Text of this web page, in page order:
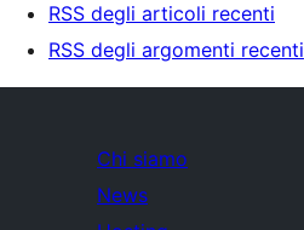
RSS degli articoli recenti
RSS degli argomenti recenti
Chi siamo
News